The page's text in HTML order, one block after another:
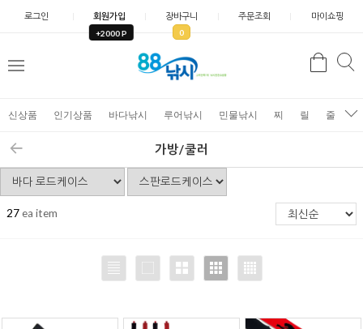
로그인 회원가입
+2000 P
장바구니
0
주문조회 마이쇼핑
검
신상품 인기상품 바다낚시 루어낚시 민물낚시 찌 릴 줄
가방/쿨러
27ea item